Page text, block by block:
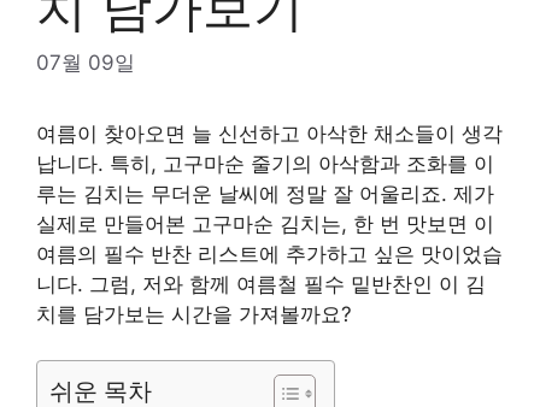
07월 09일
여름이 찾아오면 늘 신선하고 아삭한 채소들이 생각
납니다. 특히, 고구마순 줄기의 아삭함과 조화를 이
루는 김치는 무더운 날씨에 정말 잘 어울리죠. 제가
실제로 만들어본 고구마순 김치는, 한 번 맛보면 이
여름의 필수 반찬 리스트에 추가하고 싶은 맛이었습
니다. 그럼, 저와 함께 여름철 필수 밑반찬인 이 김
치를 담가보는 시간을 가져볼까요?
쉬운 목차